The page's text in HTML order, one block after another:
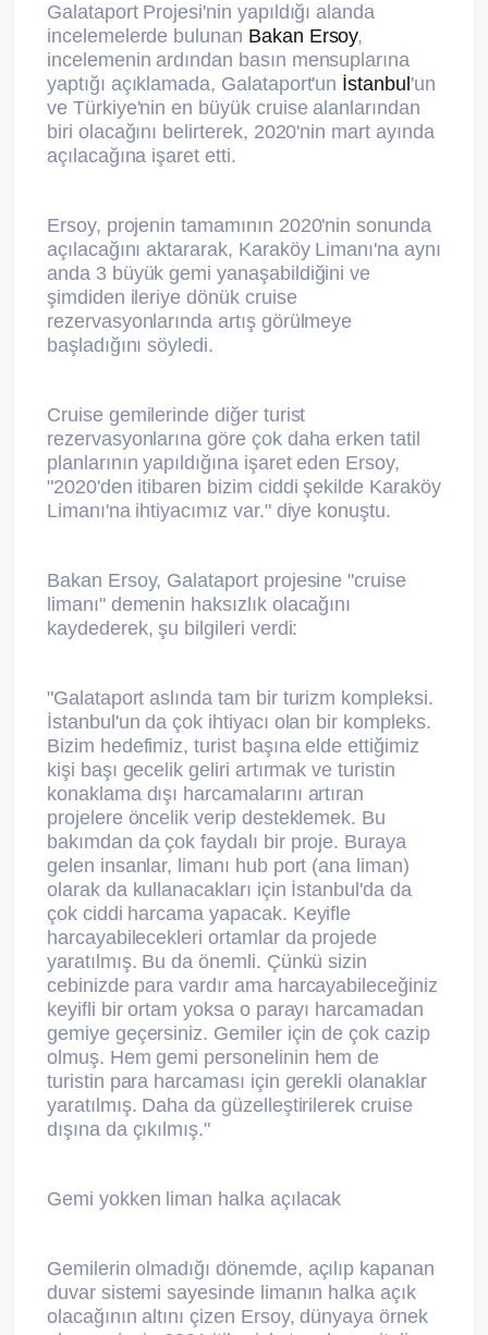
Galataport Projesi'nin yapıldığı alanda
incelemelerde bulunan Bakan Ersoy,
incelemenin ardından basın mensuplarına
yaptığı açıklamada, Galataport'un İstanbul 'un
ve Türkiye'nin en büyük cruise alanlarından
biri olacağını belirterek, 2020'nin mart ayında
açılacağına işaret etti.
Ersoy, projenin tamamının 2020'nin sonunda
açılacağını aktararak, Karaköy Limanı'na aynı
anda 3 büyük gemi yanaşabildiğini ve
şimdiden ileriye dönük cruise
rezervasyonlarında artış görülmeye
başladığını söyledi.
Cruise gemilerinde diğer turist
rezervasyonlarına göre çok daha erken tatil
planlarının yapıldığına işaret eden Ersoy,
"2020'den itibaren bizim ciddi şekilde Karaköy
Limanı'na ihtiyacımız var." diye konuştu.
Bakan Ersoy, Galataport projesine "cruise
limanı" demenin haksızlık olacağını
kaydederek, şu bilgileri verdi:
"Galataport aslında tam bir turizm kompleksi.
İstanbul'un da çok ihtiyacı olan bir kompleks.
Bizim hedefimiz, turist başına elde ettiğimiz
kişi başı gecelik geliri artırmak ve turistin
konaklama dışı harcamalarını artıran
projelere öncelik verip desteklemek. Bu
bakımdan da çok faydalı bir proje. Buraya
gelen insanlar, limanı hub port (ana liman)
olarak da kullanacakları için İstanbul'da da
çok ciddi harcama yapacak. Keyifle
harcayabilecekleri ortamlar da projede
yaratılmış. Bu da önemli. Çünkü sizin
cebinizde para vardır ama harcayabileceğiniz
keyifli bir ortam yoksa o parayı harcamadan
gemiye geçersiniz. Gemiler için de çok cazip
olmuş. Hem gemi personelinin hem de
turistin para harcaması için gerekli olanaklar
yaratılmış. Daha da güzelleştirilerek cruise
dışına da çıkılmış."
Gemi yokken liman halka açılacak
Gemilerin olmadığı dönemde, açılıp kapanan
duvar sistemi sayesinde limanın halka açık
olacağının altını çizen Ersoy, dünyaya örnek